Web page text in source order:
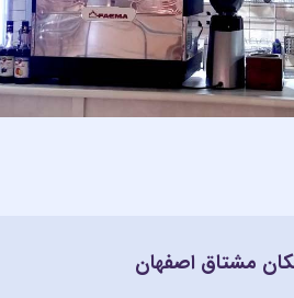
ورزش‌های
مشتاق اصفهان